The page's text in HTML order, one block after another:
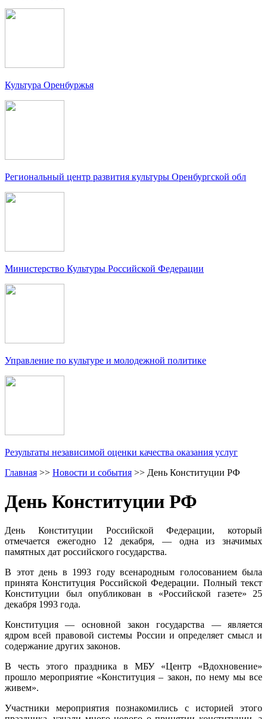
Культура Оренбуржья
Региональный центр развития культуры Оренбургской обл
Министерство Культуры Российской Федерации
Управление по культуре и молодежной политике
Результаты независимой оценки качества оказания услуг
Главная >> Новости и события >> День Конституции РФ
День Конституции РФ
День Конституции Российской Федерации, который
отмечается ежегодно 12 декабря, — одна из значимых
памятных дат российского государства.
В этот день в 1993 году всенародным голосованием была
принята Конституция Российской Федерации. Полный текст
Конституции был опубликован в «Российской газете» 25
декабря 1993 года.
Конституция — основной закон государства — является
ядром всей правовой системы России и определяет смысл и
содержание других законов.
В честь этого праздника в МБУ «Центр «Вдохновение»
прошло мероприятие «Конституция – закон, по нему мы все
живем».
Участники мероприятия познакомились с историей этого